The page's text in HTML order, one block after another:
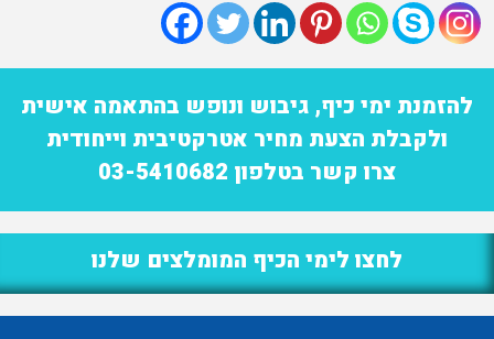
להזמנת ימי כיף, גיבוש ונופש בהתאמה אישית
ולקבלת הצעת מחיר אטרקטיבית וייחודית
צרו קשר בטלפון 03-5410682
לחצו לימי הכיף המומלצים שלנו